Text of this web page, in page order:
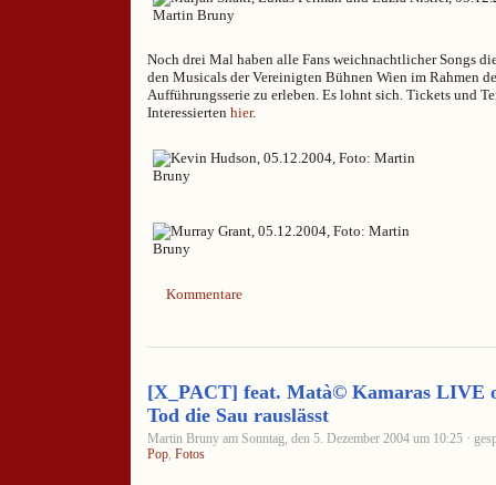
Noch drei Mal haben alle Fans weichnachtlicher Songs
den Musicals der Vereinigten Bühnen Wien im Rahmen
Aufführungsserie zu erleben. Es lohnt sich. Tickets und
Interessierten hier.
Kommentare
[X_PACT] feat. Matà© Kamaras LIVE
Tod die Sau rauslässt
Martin Bruny am Sonntag, den 5. Dezember 2004 um 10:25 ·
Pop, Fotos